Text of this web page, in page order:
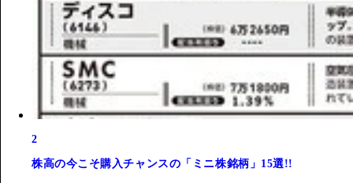
2
株高の今こそ購入チャンスの「ミニ株銘柄」15選!!